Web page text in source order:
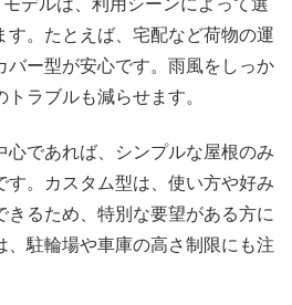
す。たとえば、宅配など荷物の運
バー型が安心です。雨風をしっか
ラブルも減らせます。
心であれば、シンプルな屋根のみ
す。カスタム型は、使い方や好み
きるため、特別な要望がある方に
、駐輪場や車庫の高さ制限にも注